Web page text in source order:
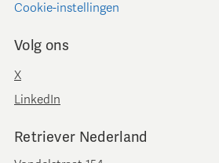
Cookie-instellingen
Volg ons
X
LinkedIn
Retriever Nederland